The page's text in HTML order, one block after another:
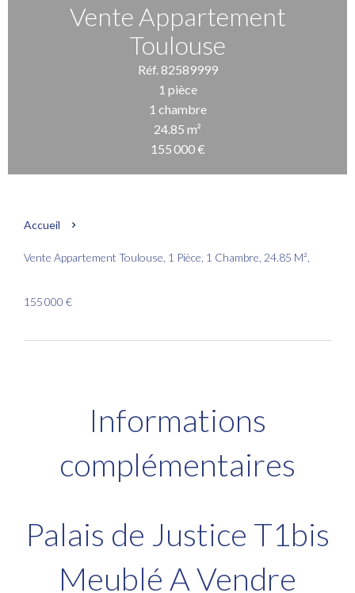
Vente Appartement
Toulouse
Réf. 82589999
1 pièce
1 chambre
24.85 m²
155 000 €
Accueil
Vente Appartement Toulouse, 1 Pièce, 1 Chambre, 24.85 M²,
155 000 €
Informations
complémentaires
Palais de Justice T1bis
Meublé A Vendre